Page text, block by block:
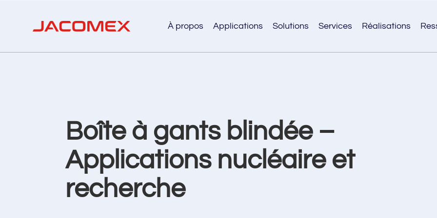
À propos Applications Solutions Services Réalisations
Boîte à gants blindée –
Applications nucléaire et
recherche